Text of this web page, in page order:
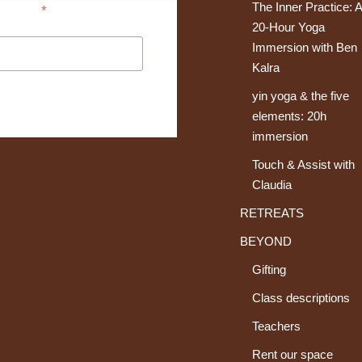
*indica que es obligatorio
The Inner Practice: A
20-Hour Yoga
Immersion with Ben
Kalra
yin yoga & the five
elements: 20h
immersion
Touch & Assist with
Claudia
RETREATS
BEYOND
Gifting
Class descriptions
Teachers
Rent our space